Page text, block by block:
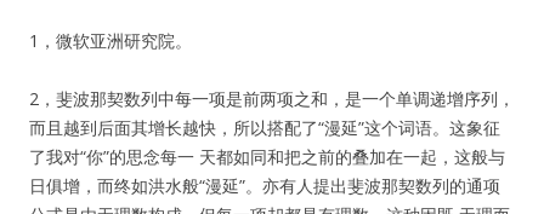
1，微软亚洲研究院。
2，斐波那契数列中每一项是前两项之和，是一个单调递增序列，
而且越到后面其增长越快，所以搭配了“漫延”这个词语。这象征
了我对“你”的思念每一 天都如同和把之前的叠加在一起，这般与
日俱增，而终如洪水般“漫延”。亦有人提出斐波那契数列的通项